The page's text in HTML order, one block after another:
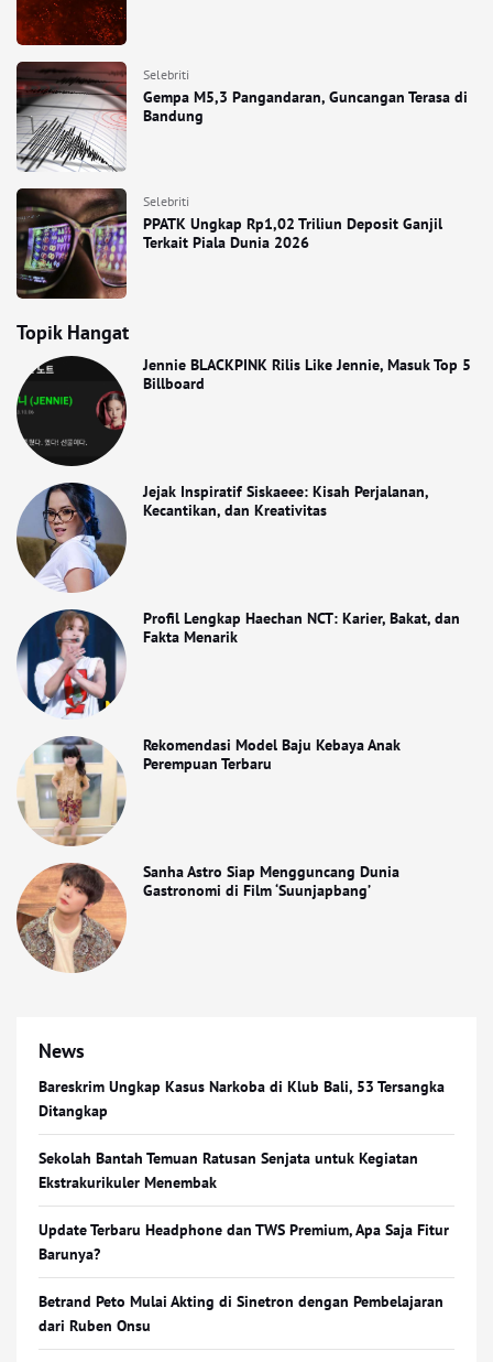
Selebriti
Gempa M5,3 Pangandaran, Guncangan Terasa di
Bandung
Selebriti
PPATK Ungkap Rp1,02 Triliun Deposit Ganjil
Terkait Piala Dunia 2026
Topik Hangat
Jennie BLACKPINK Rilis Like Jennie, Masuk Top 5
Billboard
Jejak Inspiratif Siskaeee: Kisah Perjalanan,
Kecantikan, dan Kreativitas
Profil Lengkap Haechan NCT: Karier, Bakat, dan
Fakta Menarik
Rekomendasi Model Baju Kebaya Anak
Perempuan Terbaru
Sanha Astro Siap Mengguncang Dunia
Gastronomi di Film ‘Suunjapbang’
News
Bareskrim Ungkap Kasus Narkoba di Klub Bali, 53 Tersangka
Ditangkap
Sekolah Bantah Temuan Ratusan Senjata untuk Kegiatan
Ekstrakurikuler Menembak
Update Terbaru Headphone dan TWS Premium, Apa Saja Fitur
Barunya?
Betrand Peto Mulai Akting di Sinetron dengan Pembelajaran
dari Ruben Onsu